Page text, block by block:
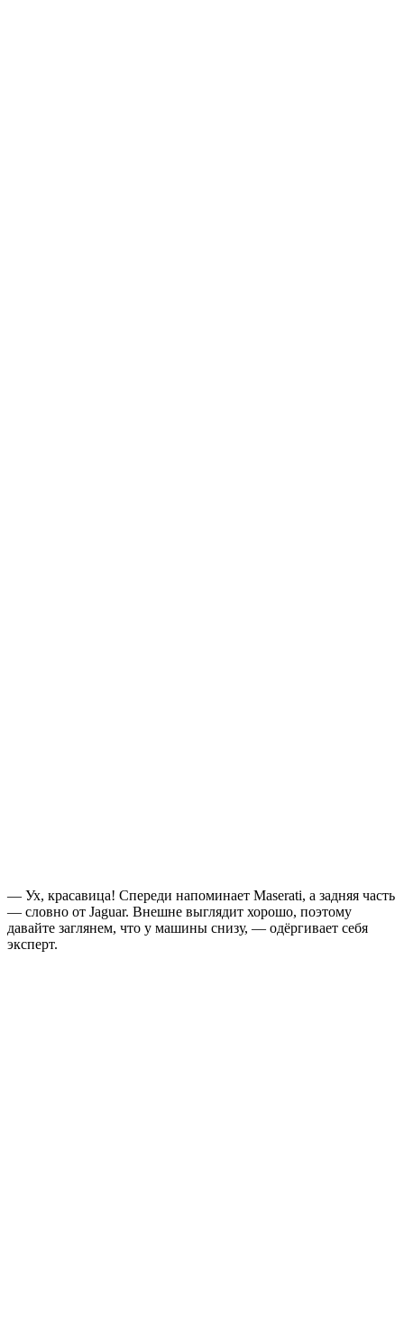
— Ух, красавица! Спереди напоминает Maserati, а задняя часть
— словно от Jaguar. Внешне выглядит хорошо, поэтому
давайте заглянем, что у машины снизу, — одёргивает себя
эксперт.